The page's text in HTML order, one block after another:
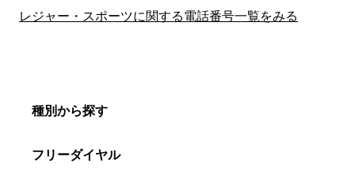
レジャー・スポーツに関する電話番号一覧をみる
種別から探す
フリーダイヤル